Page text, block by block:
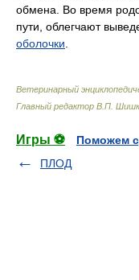
обмена. Во время
пути, облегчают
оболочки
Ветеринарный
Главный редактор В.П.
Игры ⚽
Поможем
ПЛОД